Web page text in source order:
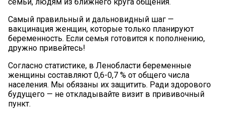
Самый правильный и дальновидный шаг —
вакцинация женщин, которые только планируют
беременность. Если семья готовится к пополнению,
дружно привейтесь!
Согласно статистике, в Ленобласти беременные
женщины составляют 0,6-0,7 % от общего числа
населения. Мы обязаны их защитить. Ради здорового
будущего — не откладывайте визит в прививочный
пункт.